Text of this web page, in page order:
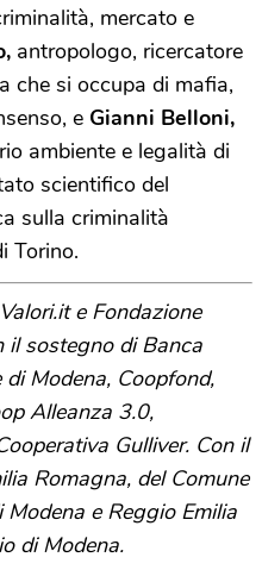
mercato e
antropologo, ricercatore
che si occupa di mafia,
e Gianni Belloni,
ambiente e legalità di
scientifico del
sulla criminalità
Torino.
e Fondazione
il sostegno di Banca
Modena, Coopfond,
Alleanza 3.0,
Gulliver. Con il
Romagna, del Comune
Modena e Reggio Emilia
di Modena.